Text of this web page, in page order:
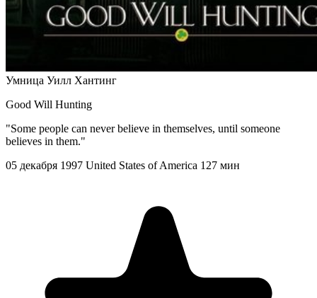
Умница Уилл Хантинг
Good Will Hunting
"Some people can never believe in themselves, until someone
believes in them."
05 декабря 1997 United States of America 127 мин